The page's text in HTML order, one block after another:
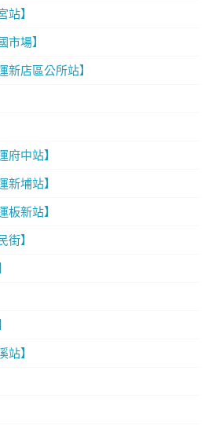
站】
市場】
新店區公所站】
府中站】
新埔站】
板新站】
街】
站】